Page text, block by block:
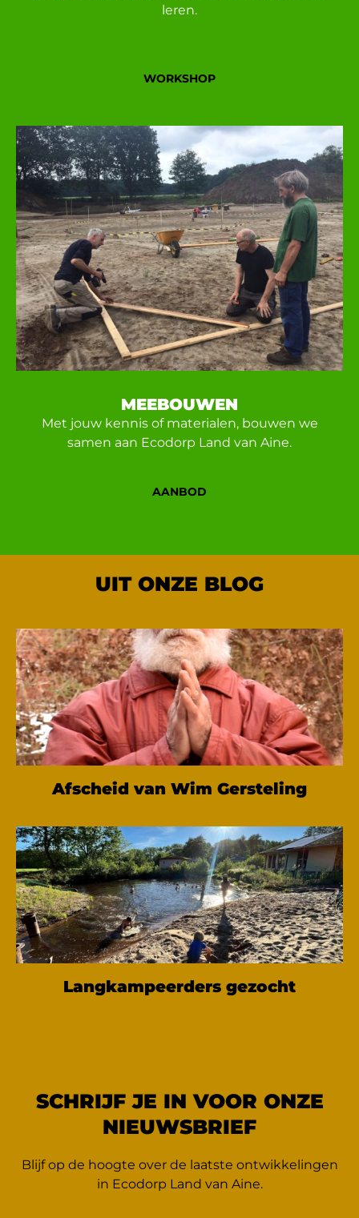
leren.
WORKSHOP
MEEBOUWEN
Met jouw kennis of materialen, bouwen we
samen aan Ecodorp Land van Aine.
AANBOD
UIT ONZE BLOG
Afscheid van Wim Gersteling
Langkampeerders gezocht
SCHRIJF JE IN VOOR ONZE
NIEUWSBRIEF
Blijf op de hoogte over de laatste ontwikkelingen
in Ecodorp Land van Aine.